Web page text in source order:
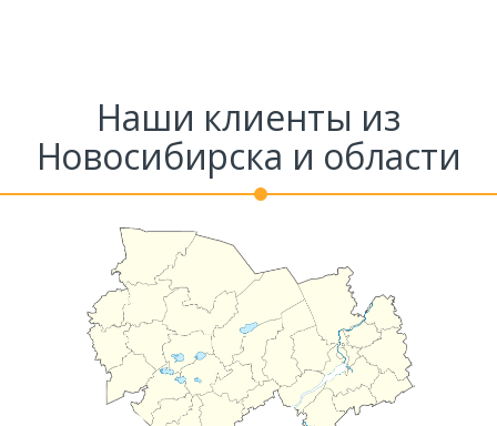
Наши клиенты из
Новосибирска и области